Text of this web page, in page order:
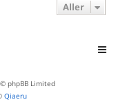
Aller
phpBB Limited
Qiaeru